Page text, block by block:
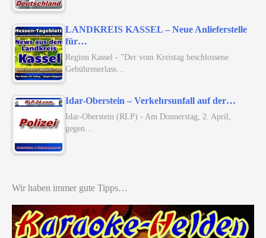
LANDKREIS KASSEL – Neue Anlieferstelle
für…
Region Kassel - "Der vom Kreistag beschlossene
Gebührenerlass…
Idar-Oberstein – Verkehrsunfall auf der…
Idar-Oberstein (RLP) - Am Donnerstag, 2. April,
gegen…
Wir haben immer gute Tipps…